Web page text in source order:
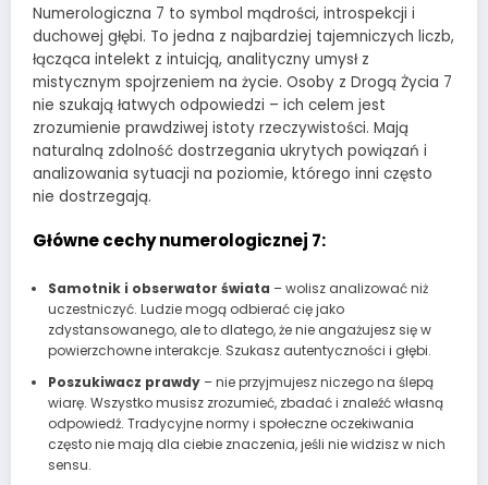
Numerologiczna 7 to symbol mądrości, introspekcji i
duchowej głębi. To jedna z najbardziej tajemniczych liczb,
łącząca intelekt z intuicją, analityczny umysł z
mistycznym spojrzeniem na życie. Osoby z Drogą Życia 7
nie szukają łatwych odpowiedzi – ich celem jest
zrozumienie prawdziwej istoty rzeczywistości. Mają
naturalną zdolność dostrzegania ukrytych powiązań i
analizowania sytuacji na poziomie, którego inni często
nie dostrzegają.
Główne cechy numerologicznej 7:
Samotnik i obserwator świata – wolisz analizować niż
uczestniczyć. Ludzie mogą odbierać cię jako
zdystansowanego, ale to dlatego, że nie angażujesz się w
powierzchowne interakcje. Szukasz autentyczności i głębi.
Poszukiwacz prawdy– nie przyjmujesz niczego na ślepą
wiarę. Wszystko musisz zrozumieć, zbadać i znaleźć własną
odpowiedź. Tradycyjne normy i społeczne oczekiwania
często nie mają dla ciebie znaczenia, jeśli nie widzisz w nich
sensu.